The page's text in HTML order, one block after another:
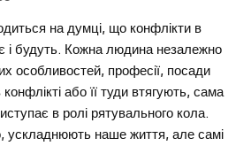
на думці, що конфлікти в
і будуть. Кожна людина незалежно
особливостей, професії, посади
або її туди втягують, сама
в ролі рятувального кола.
ускладнюють наше життя, але самі